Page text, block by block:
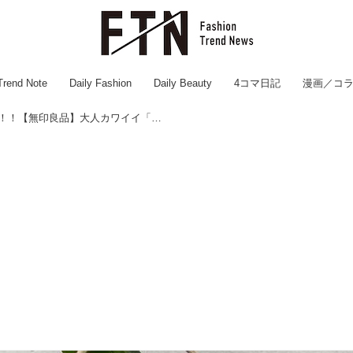
Note Daily Fashion Daily Beauty 4コマ日記 漫画／コ